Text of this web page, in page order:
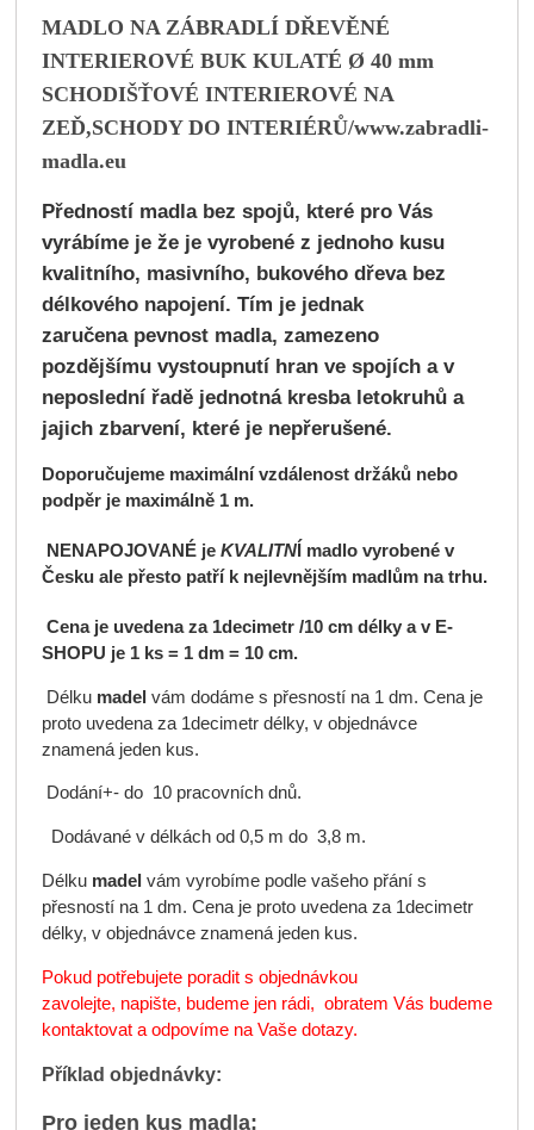
MADLO NA ZÁBRADLÍ DŘEVĚNÉ
INTERIEROVÉ BUK KULATÉ Ø 40 mm
SCHODIŠŤOVÉ INTERIEROVÉ NA
ZEĎ,SCHODY DO INTERIÉRŮ/www.zabradli-
madla.eu
Předností madla bez spojů, které pro Vás
vyrábíme je že je vyrobené z jednoho kusu
kvalitního, masivního, bukového dřeva bez
délkového napojení. Tím je jednak
zaručena pevnost madla, zamezeno
pozdějšímu vystoupnutí hran ve spojích a v
neposlední řadě jednotná kresba letokruhů a
jajich zbarvení, které je nepřerušené.
Doporučujeme maximální vzdálenost držáků nebo
podpěr je maximálně 1 m.
NENAPOJOVANÉjeKVALITNÍ madlovyrobené v
Česku ale přesto patří k nejlevnějším madlůmna trhu.
Cena je uvedena za 1decimetr /10 cm délky a v E-
SHOPU je 1 ks = 1 dm = 10 cm.
Délku madel vám dodáme s přesností na 1 dm. Cena je
proto uvedena za 1decimetr délky, v objednávce
znamená jeden kus.
Dodání+- do 10 pracovních dnů.
Dodávané v délkách od 0,5 m do 3,8 m.
Délku madel vám vyrobíme podle vašeho přání s
přesností na 1 dm. Cena je proto uvedena za 1decimetr
délky, v objednávce znamená jeden kus.
Pokud potřebujete poradit s objednávkou
zavolejte, napište, budeme jen rádi, obratem Vás budeme
kontaktovat a odpovíme na Vaše dotazy.
Příklad objednávky:
Pro jeden kus madla: